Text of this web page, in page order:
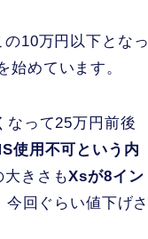
10万円以下となっ
めています。
なって25万円前後
使用不可という内
大きさもXsが8イン
今回ぐらい値下げさ